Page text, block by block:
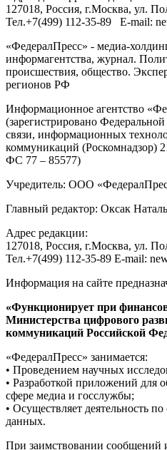
127018, Россия, г.Москва, ул.
Тел.+7(499) 112-35-89 E-mail:
«ФедералПресс» - медиа-
информагентства, журнал.
происшествия, общество.
регионов РФ
Информационное агентство
(зарегистрировано
связи, информационных
коммуникаций (Роскомнадзор)
ФС 77 – 85577)
Учредитель: ООО
Главный редактор: Оксак
Адрес редакции:
127018, Россия, г.Москва, ул.
Тел.+7(499) 112-35-89 E-mail:
Информация на сайте
«Функционирует при
Министерства цифрового
коммуникаций Российской
«ФедералПресс» занимается:
• Проведением научных
• Разработкой приложений для
сфере медиа и госслужбы;
• Осуществляет деятельность
данных.
При заимствовании сообщений